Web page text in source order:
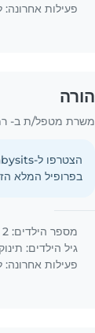
פעילות אחרונה:
הורה
משרת מטפל/ת ב-
בפרופיל המלא
מספר הילדים: 2
גיל הילדים: תינוק
פעילות אחרונה: לפני 4